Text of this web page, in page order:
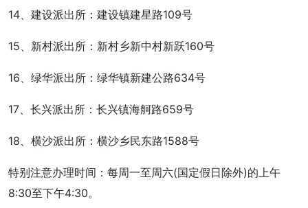
14、建设派出所：建设镇建星路109号
15、新村派出所：新村乡新中村新跃160号
16、绿华派出所：绿华镇新建公路634号
17、长兴派出所：长兴镇海舸路659号
18、横沙派出所：横沙乡民东路1588号
特别注意办理时间：每周一至周六(国定假日除外)的上午
8:30至下午4:30。